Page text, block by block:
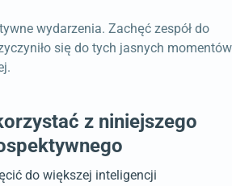
wydarzenia. Zachęć zespół do
się do tych jasnych momentów
z niniejszego
do większej inteligencji